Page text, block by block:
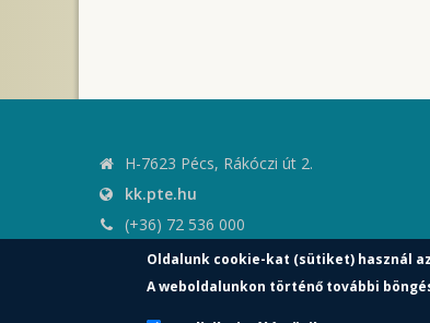
H-7623 Pécs, Rákóczi út 2.
kk.pte.hu
(+36) 72 536 000
kk.elnoki.hivatal@pte.hu
pte.hu
Oldalunk cookie-kat (sütiket) használ
A weboldalunkon történő további